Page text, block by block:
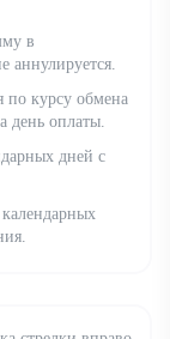
в
аннулируется.
по курсу обмена
день оплаты.
дней с